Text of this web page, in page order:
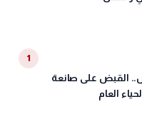
القبض على صانعة
العام
1